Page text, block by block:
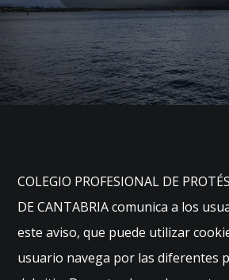
COLEGIO PROFESIONAL DE
DE CANTABRIA comunica a los
este aviso, que puede utilizar
usuario navega por las diferentes